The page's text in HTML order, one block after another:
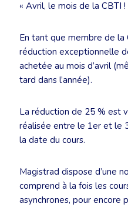
« Avril, le mois de la CBTI !
En tant que membre de la
réduction exceptionnelle
achetée au mois d’avril
tard dans l’année).
La réduction de 25 % est
réalisée entre le 1er et le
la date du cours.
Magistrad dispose d’une
comprend à la fois les
asynchrones, pour encore